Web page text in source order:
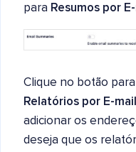
para Resumos por E-
Clique no botão
Relatórios por E-mail
adicionar os
deseja que os